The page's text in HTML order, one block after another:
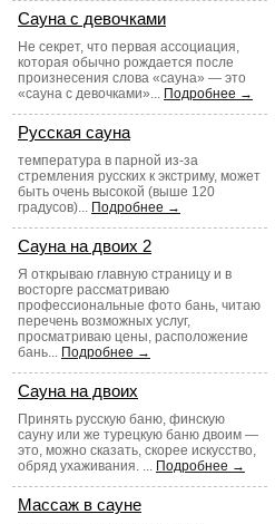
Сауна с девочками
Не секрет, что первая ассоциация,
которая обычно рождается после
произнесения слова «сауна» — это
«сауна с девочками»... Подробнее →
Русская сауна
температура в парной из-за
стремления русских к экстриму, может
быть очень высокой (выше 120
градусов)... Подробнее →
Сауна на двоих 2
Я открываю главную страницу и в
восторге рассматриваю
профессиональные фото бань, читаю
перечень возможных услуг,
просматриваю цены, расположение
бань... Подробнее →
Сауна на двоих
Принять русскую баню, финскую
сауну или же турецкую баню двоим —
это, можно сказать, скорее искусство,
обряд ухаживания. ... Подробнее →
Массаж в сауне